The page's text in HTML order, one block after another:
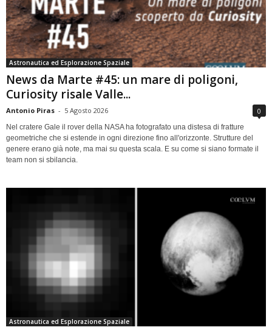
Astronautica ed Esplorazione Spaziale
News da Marte #45: un mare di poligoni,
Curiosity risale Valle...
Antonio Piras - 5 Agosto 2026 0
Nel cratere Gale il rover della NASA ha fotografato una distesa di fratture
geometriche che si estende in ogni direzione fino all'orizzonte. Strutture del
genere erano già note, ma mai su questa scala. E su come si siano formate il
team non si sbilancia.
Astronautica ed Esplorazione Spaziale